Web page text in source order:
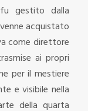
gestito dalla
acquistato
come direttore
ai propri
per il mestiere
e visibile nella
della quarta